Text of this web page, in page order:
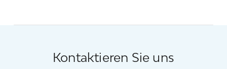
Kontaktieren Sie uns